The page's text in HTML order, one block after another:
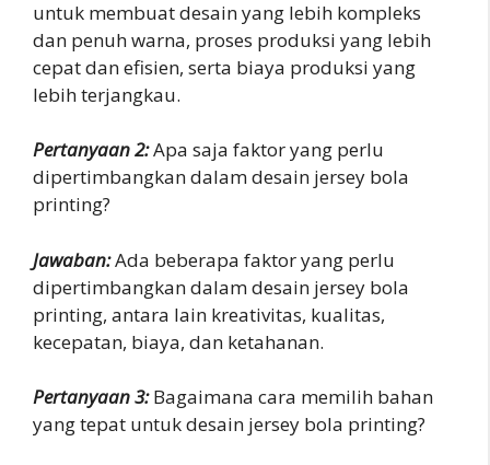
untuk membuat desain yang lebih kompleks
dan penuh warna, proses produksi yang lebih
cepat dan efisien, serta biaya produksi yang
lebih terjangkau.
Pertanyaan 2:Apa saja faktor yang perlu
dipertimbangkan dalam desain jersey bola
printing?
Jawaban:Ada beberapa faktor yang perlu
dipertimbangkan dalam desain jersey bola
printing, antara lain kreativitas, kualitas,
kecepatan, biaya, dan ketahanan.
Pertanyaan 3:Bagaimana cara memilih bahan
yang tepat untuk desain jersey bola printing?